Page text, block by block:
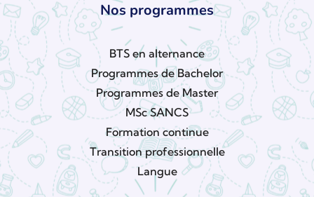
Nos programmes
BTS en alternance
Programmes de Bachelor
Programmes de Master
MSc SANCS
Formation continue
Transition professionnelle
Langue